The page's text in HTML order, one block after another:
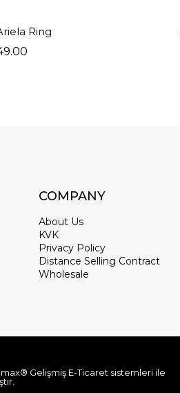
CARTRing
COMPANY
About Us
KVK
Privacy Policy
Distance Selling Contract
Wholesale
Gelişmiş E-Ticaret sistemleri ile